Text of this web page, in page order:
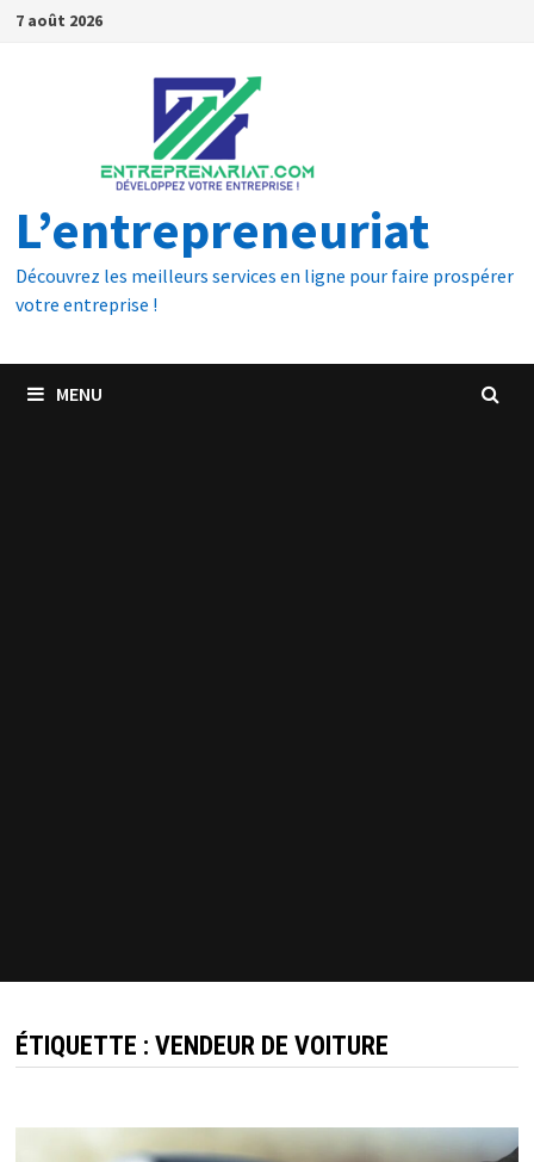
7 août 2026
L’entrepreneuriat
Découvrez les meilleurs services en ligne pour faire prospérer
votre entreprise !
MENU
ÉTIQUETTE : VENDEUR DE VOITURE